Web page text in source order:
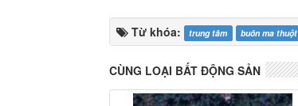
Từ khóa: trung tâm buôn ma thuột
CÙNG LOẠI BẤT ĐỘNG SẢN